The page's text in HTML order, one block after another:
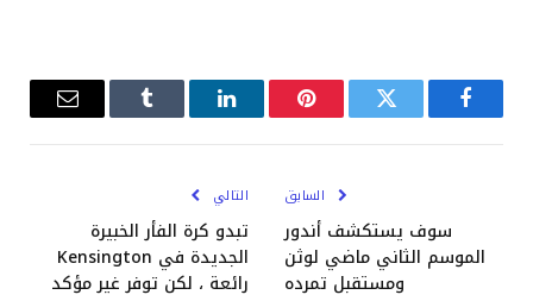
فيسبوكتويتر بينتيريستلينكدإن Tumblrالبريد
السابق
سوف يستكشف أندور
الموسم الثاني ماضي لوثن
ومستقبل تمرده
التالي
تبدو كرة الفأر الخبيرة
الجديدة في Kensington
رائعة ، لكن توفر غير مؤكد